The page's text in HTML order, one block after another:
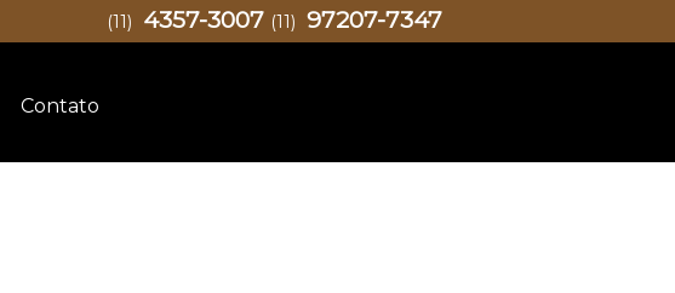
Contato
(11) 4357-3007 (11) 97207-7347